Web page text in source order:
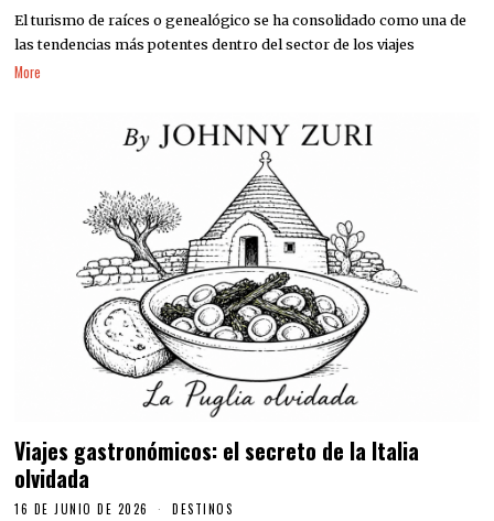
El turismo de raíces o genealógico se ha consolidado como una de
las tendencias más potentes dentro del sector de los viajes
More
Viajes gastronómicos: el secreto de la Italia
olvidada
16 DE JUNIO DE 2026 DESTINOS